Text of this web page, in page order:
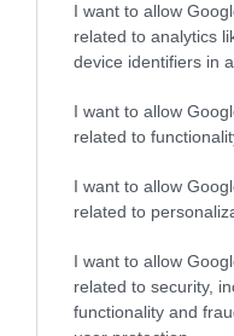
I want to allow
related to analytics
device identifiers in
I want to allow
related to
I want to allow
related to
I want to allow
related to security,
functionality and